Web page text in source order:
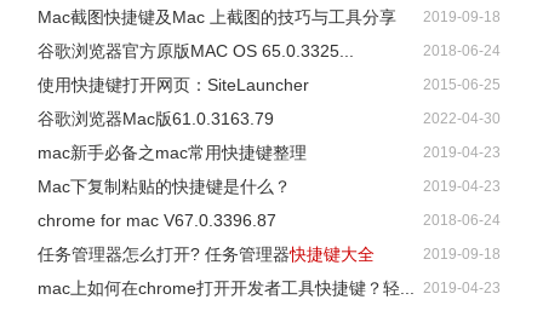
Mac截图快捷键及Mac 上截图的技巧与工具分享 2019-09-18
谷歌浏览器官方原版MAC OS 65.0.3325... 2018-06-24
使用快捷键打开网页：SiteLauncher 2015-06-25
谷歌浏览器Mac版61.0.3163.79 2022-04-30
mac新手必备之mac常用快捷键整理 2019-04-23
Mac下复制粘贴的快捷键是什么？ 2019-04-23
chrome for mac V67.0.3396.87 2018-06-24
任务管理器怎么打开? 任务管理器快捷键大全 2019-09-18
mac上如何在chrome打开开发者工具快捷键？轻... 2019-04-23